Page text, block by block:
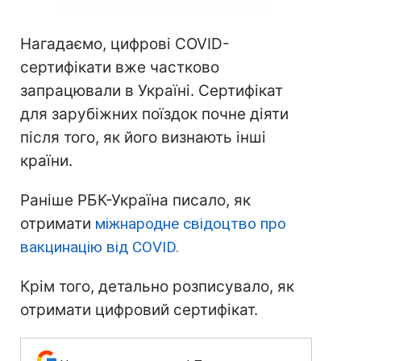
Нагадаємо, цифрові COVID-
сертифікати вже частково
запрацювали в Україні. Сертифікат
для зарубіжних поїздок почне діяти
після того, як його визнають інші
країни.
Раніше РБК-Україна писало, як
отримати міжнародне свідоцтво про
вакцинацію від COVID.
Крім того, детально розписувало, як
отримати цифровий сертифікат.